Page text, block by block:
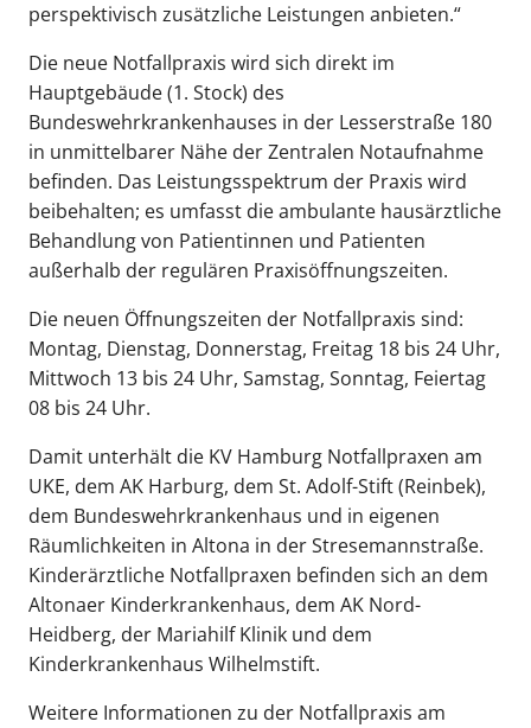
perspektivisch zusätzliche Leistungen anbieten.“
Die neue Notfallpraxis wird sich direkt im
Hauptgebäude (1. Stock) des
Bundeswehrkrankenhauses in der Lesserstraße 180
in unmittelbarer Nähe der Zentralen Notaufnahme
befinden. Das Leistungsspektrum der Praxis wird
beibehalten; es umfasst die ambulante hausärztliche
Behandlung von Patientinnen und Patienten
außerhalb der regulären Praxisöffnungszeiten.
Die neuen Öffnungszeiten der Notfallpraxis sind:
Montag, Dienstag, Donnerstag, Freitag 18 bis 24 Uhr,
Mittwoch 13 bis 24 Uhr, Samstag, Sonntag, Feiertag
08 bis 24 Uhr.
Damit unterhält die KV Hamburg Notfallpraxen am
UKE, dem AK Harburg, dem St. Adolf-Stift (Reinbek),
dem Bundeswehrkrankenhaus und in eigenen
Räumlichkeiten in Altona in der Stresemannstraße.
Kinderärztliche Notfallpraxen befinden sich an dem
Altonaer Kinderkrankenhaus, dem AK Nord-
Heidberg, der Mariahilf Klinik und dem
Kinderkrankenhaus Wilhelmstift.
Weitere Informationen zu der Notfallpraxis am